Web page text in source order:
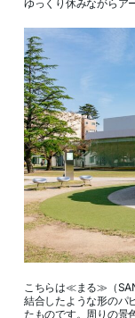
ゆっくり休みながらア
こちらは≪まる≫（
結合したような形のパ
たものです。周りの景